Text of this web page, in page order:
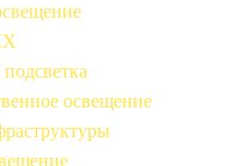
освещение